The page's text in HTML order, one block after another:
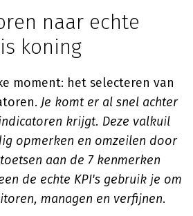
naar echte
koning
moment: het selecteren van
Je komt er al snel achter
krijgt. Deze valkuil
opmerken en omzeilen door
aan de 7 kenmerken
de echte KPI's gebruik je om
managen en verfijnen.